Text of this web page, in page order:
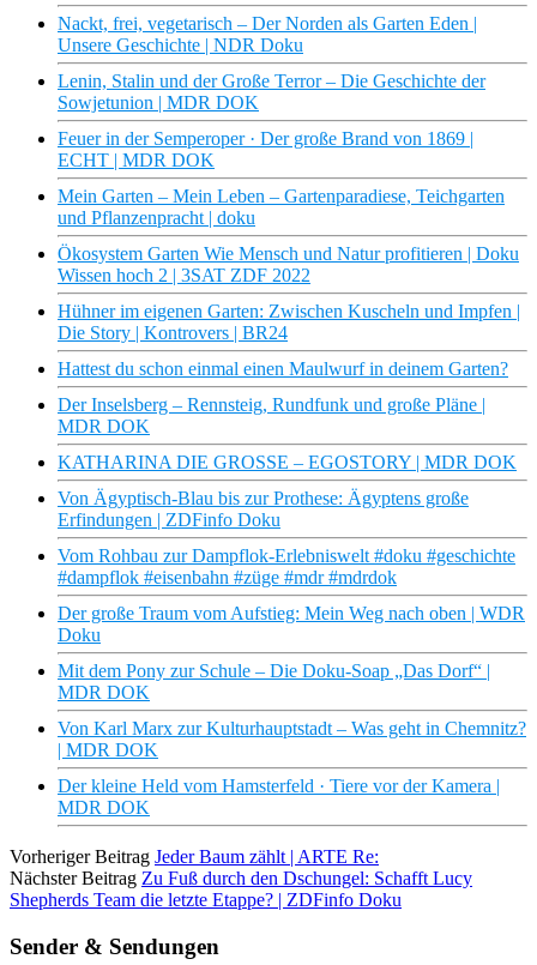
Nackt, frei, vegetarisch – Der Norden als Garten Eden |
Unsere Geschichte | NDR Doku
Lenin, Stalin und der Große Terror – Die Geschichte der
Sowjetunion | MDR DOK
Feuer in der Semperoper · Der große Brand von 1869 |
ECHT | MDR DOK
Mein Garten – Mein Leben – Gartenparadiese, Teichgarten
und Pflanzenpracht | doku
Ökosystem Garten Wie Mensch und Natur profitieren | Doku
Wissen hoch 2 | 3SAT ZDF 2022
Hühner im eigenen Garten: Zwischen Kuscheln und Impfen |
Die Story | Kontrovers | BR24
Hattest du schon einmal einen Maulwurf in deinem Garten?
Der Inselsberg – Rennsteig, Rundfunk und große Pläne |
MDR DOK
KATHARINA DIE GROSSE – EGOSTORY | MDR DOK
Von Ägyptisch-Blau bis zur Prothese: Ägyptens große
Erfindungen | ZDFinfo Doku
Vom Rohbau zur Dampflok-Erlebniswelt #doku #geschichte
#dampflok #eisenbahn #züge #mdr #mdrdok
Der große Traum vom Aufstieg: Mein Weg nach oben | WDR
Doku
Mit dem Pony zur Schule – Die Doku-Soap „Das Dorf“ |
MDR DOK
Von Karl Marx zur Kulturhauptstadt – Was geht in Chemnitz?
| MDR DOK
Der kleine Held vom Hamsterfeld · Tiere vor der Kamera |
MDR DOK
Vorheriger Beitrag Jeder Baum zählt | ARTE Re:
Nächster Beitrag Zu Fuß durch den Dschungel: Schafft Lucy
Shepherds Team die letzte Etappe? | ZDFinfo Doku
Sender & Sendungen